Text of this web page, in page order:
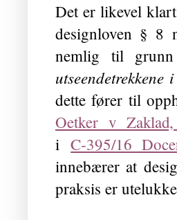
Det er likevel
designloven § 8
nemlig til
utseendetrekkene
dette fører til
Oetker v
iC‑395/16
innebærer at
praksis er